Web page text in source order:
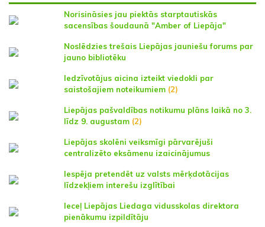
Norisināsies jau piektās starptautiskās
sacensības šoudaunā "Amber of Liepāja"
Noslēdzies trešais Liepājas jauniešu forums par
jauno bibliotēku
Iedzīvotājus aicina izteikt viedokli par
saistošajiem noteikumiem (2)
Liepājas pašvaldības notikumu plāns laikā no 3.
līdz 9. augustam (2)
Liepājas skolēni veiksmīgi pārvarējuši
centralizēto eksāmenu izaicinājumus
Iespēja pretendēt uz valsts mērķdotācijas
līdzekļiem interešu izglītībai
Ieceļ Liepājas Liedaga vidusskolas direktora
pienākumu izpildītāju